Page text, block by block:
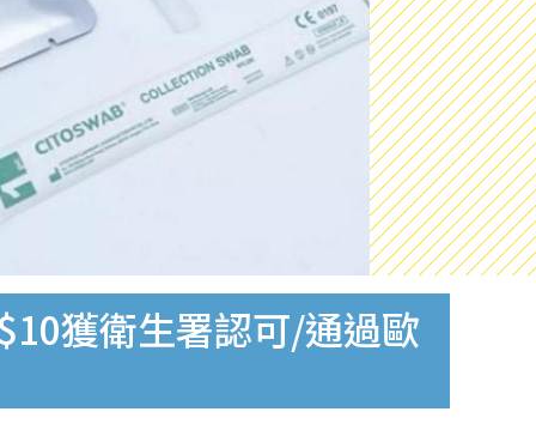
獲衛生署認可/通過歐